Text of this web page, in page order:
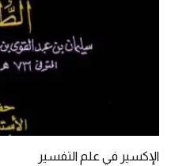
الإكسير في علم التفسير